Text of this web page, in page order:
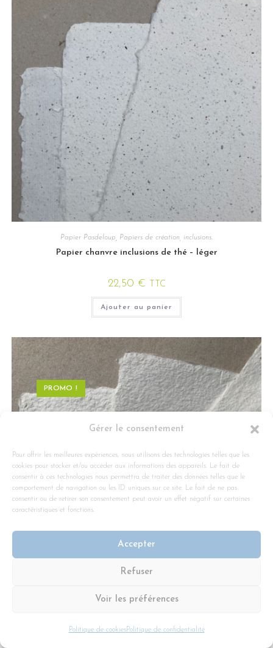
Gérer le consentement
Pour offrir les meilleures expériences, nous utilisons des technologies telles que les
cookies pour stocker et/ou accéder aux informations des appareils. Le fait de
consentir à ces technologies nous permettra de traiter des données telles que le
comportement de navigation ou les ID uniques sur ce site. Le fait de ne pas
consentir ou de retirer son consentement peut avoir un effet négatif sur certaines
caractéristiques et fonctions.
Accepter
Refuser
Voir les préférences
Politique de cookiesPolitique de confidentialité
Papier Pasdeloup Papiers de création, inclusions.
Papier chanvre inclusions de thé – léger
22,50 € TTC
Ajouter au panier
PROMO !
Papier Pasdeloup, Papiers de création, inclusions.